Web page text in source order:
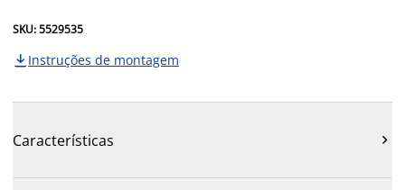
SKU: 5529535
 Instruções de montagem
Características 